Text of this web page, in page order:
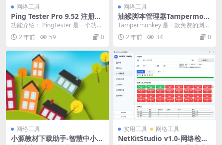
网络工具
Ping Tester Pro 9.52 注册版-
图形化Ping命令工具
功能介绍： PingTester 是一个功能
强大的图形化Ping命令网络测试工
具...2 年前 59 0
网络工具
油猴脚本管理器Tampermon
key
Tampermonkey 是一款免费的浏览
器扩展和最为流行的用户脚本管理
器，它适...
2 年前 34 0
网络工具
小源教材下载助手-智慧中小学
实用工具 网络工具
NetKitStudio v1.0-网络检测